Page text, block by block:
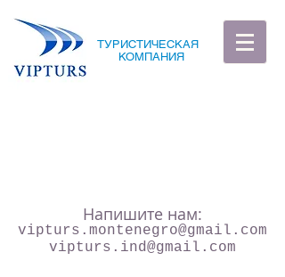
ТУРИСТИЧЕСКАЯ
КОМПАНИЯ
Напишите нам:
vipturs.montenegro@gmail.com
vipturs.ind@gmail.com